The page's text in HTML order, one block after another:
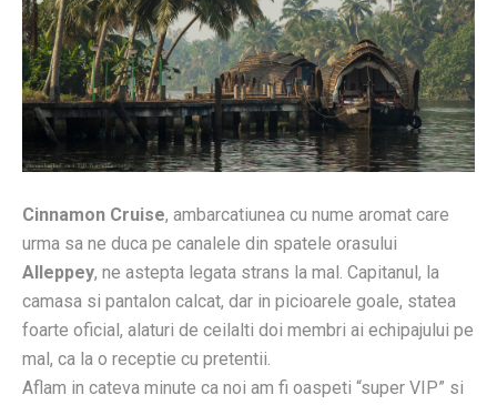
Cinnamon Cruise, ambarcatiunea cu nume aromat care
urma sa ne duca pe canalele din spatele orasului
Alleppey, ne astepta legata strans la mal. Capitanul, la
camasa si pantalon calcat, dar in picioarele goale, statea
foarte oficial, alaturi de ceilalti doi membri ai echipajului pe
mal, ca la o receptie cu pretentii.
Aflam in cateva minute ca noi am fi oaspeti “super VIP” si